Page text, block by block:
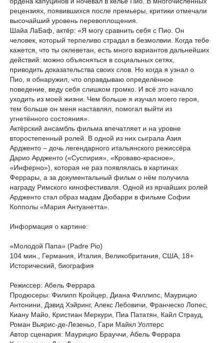
рецензиях, появившихся после премьеры, критики отмечали
высочайший уровень перевоплощения.
Шайа ЛаБаф, актёр: «Я могу сравнить себя с Пио. Он
человек, который терпеливо страдал в безмолвии. Когда тебе
кажется, что ты оклеветан, есть много вариантов дальнейших
действий: можно объясняться в социальных сетях,
приводить доказательства своих слов. Но когда я узнал о
Пио, я обнаружил, что оправдываю определённое
поведение, веду себя слишком громко. И всё это начало
уходить из моей жизни. Чем больше я изучал моего героя,
тем больше он меня наставлял, помогал выйти из
угнетённого состояния».
Актёрский ансамбль фильма впечатляет и на уровне
второстепенный ролей. В одной из них сыграла Азия
Ардженто – дочь легендарного итальянского режиссёра
Дарио Ардженто («Суспирия», «Кроваво-красное»,
«Инферно»), которая не раз появлялась в картинах
Феррары, а за документальный фильм о нём получила
награду Римского кинофестиваля. Одной из ярчайших ролей
Ардженто стал образ мадам Дюбарри в фильме Софии
Копполы «Мария Антуанетта».
Информация о картине:
«Молодой Папа» (Padre Pio)
104 мин., Германия, Италия, Великобритания, США, 18+
Исторический, биография
Режиссер: Абель Феррара
Продюсеры: Филипп Кройцер, Диана Филлипс, Маурицио
Антонини, Дэвид Хэйринг, Алекс Лебовичи, Франческо Лопес,
Киану Майо, Кристиан Меркури, Пиа Пататян, Кайл Страуд,
Роман Вьярис-де-Лезеньо, Гари Майкл Уолтерс
Автор сценария: Маурицио Брауччи, Абель Феррара